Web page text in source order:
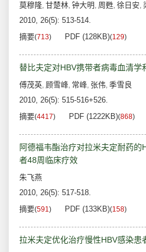
莫穆隆, 甘楚林, 钟大明 , 周甦, 徐日安,
2010, 26(5): 513-514.
摘要(713) PDF (128KB)(129)
替比夫定对HBV携带者病毒血清学
傅茂英, 顾雪峰, 常峰, 张伟, 季雪良
2010, 26(5): 515-516+526.
摘要(4417) PDF (1222KB)(868)
阿德福韦酯治疗对拉米夫定耐药的
者48周临床疗效
朱飞燕
2010, 26(5): 517-518.
摘要(591) PDF (133KB)(158)
拉米夫定优化治疗慢性HBV感染患